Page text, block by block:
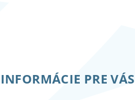
INFORMÁCIE PRE VÁS